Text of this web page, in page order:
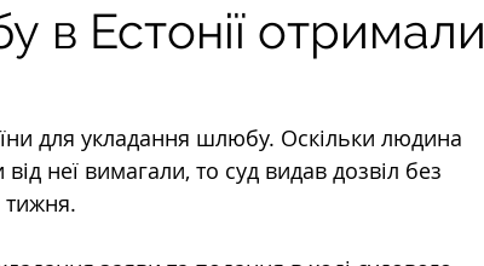
в Естонії отримали
для укладання шлюбу. Оскільки людина
неї вимагали, то суд видав дозвіл без
тижня.